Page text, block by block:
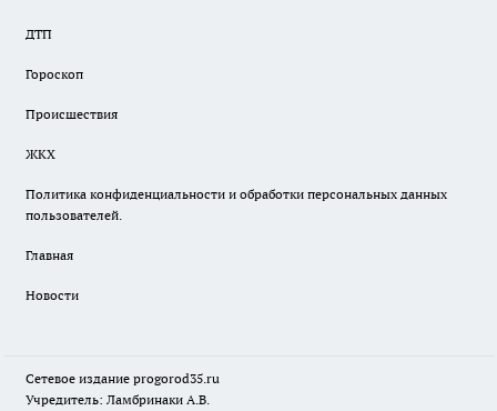
ДТП
Гороскоп
Происшествия
ЖКХ
Политика конфиденциальности и обработки персональных данных
пользователей.
Главная
Новости
Сетевое издание progorod35.ru
Учредитель: Ламбринаки А.В.